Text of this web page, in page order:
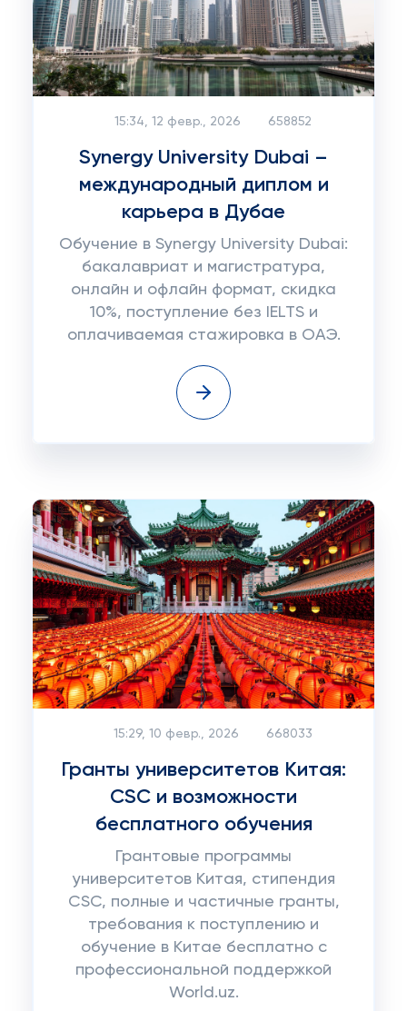
15:34, 12 февр., 2026 658852
Synergy University Dubai –
международный диплом и
карьера в Дубае
Обучение в Synergy University Dubai:
бакалавриат и магистратура,
онлайн и офлайн формат, скидка
10%, поступление без IELTS и
оплачиваемая стажировка в ОАЭ.
15:29, 10 февр., 2026 668033
Гранты университетов Китая:
CSC и возможности
бесплатного обучения
Грантовые программы
университетов Китая, стипендия
CSC, полные и частичные гранты,
требования к поступлению и
обучение в Китае бесплатно с
профессиональной поддержкой
World.uz.